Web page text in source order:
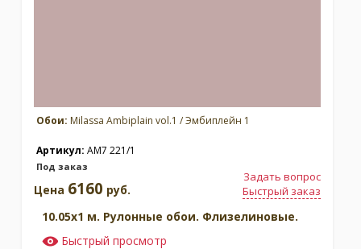
Обои: Milassa Ambiplain vol.1 / Эмбиплейн 1
Артикул: AM7 221/1
Под заказ
Задать вопрос
Быстрый заказ
Цена 6160 руб.
10.05x1 м. Рулонные обои. Флизелиновые.
Быстрый просмотр